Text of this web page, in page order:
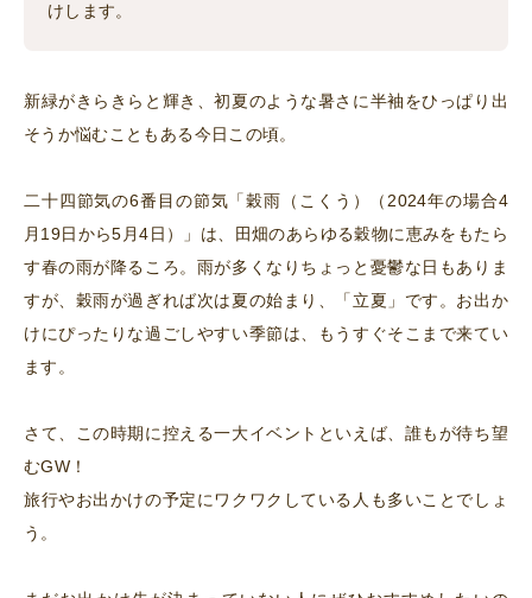
けします。
新緑がきらきらと輝き、初夏のような暑さに半袖をひっぱり出
そうか悩むこともある今日この頃。
二十四節気の6番目の節気「穀雨（こくう）（2024年の場合4
月19日から5月4日）」は、田畑のあらゆる穀物に恵みをもたら
す春の雨が降るころ。雨が多くなりちょっと憂鬱な日もありま
すが、穀雨が過ぎれば次は夏の始まり、「立夏」です。お出か
けにぴったりな過ごしやすい季節は、もうすぐそこまで来てい
ます。
さて、この時期に控える一大イベントといえば、誰もが待ち望
むGW！
旅行やお出かけの予定にワクワクしている人も多いことでしょ
う。